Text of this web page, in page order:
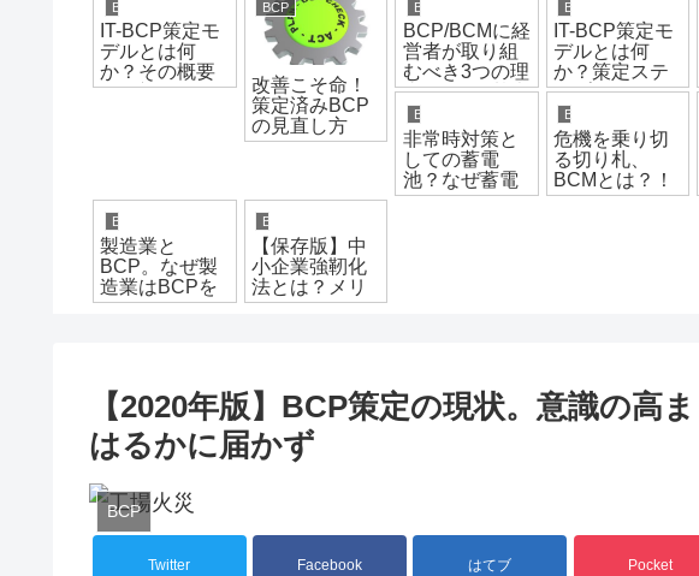
BCP
IT-BCP策定モ
デルとは何
か？その概要
と最初にすべ
BCP
改善こそ命！
策定済みBCP
の見直し方
BCP
BCP/BCMに経
営者が取り組
むべき3つの理
由と4つの基本
行動！信用と
社員を守ろう
BCP
IT-BCP策定モ
デルとは何
か？策定ステ
ップ2～5の解
説
BCP
非常時対策と
しての蓄電
池？なぜ蓄電
池が注目され
BCP
危機を乗り切
る切り札、
BCMとは？！
BCPとの違い
BCP
製造業と
BCP。なぜ製
造業はBCPを
作成する必要
BCP
【保存版】中
小企業強靭化
法とは？メリ
ットと申請ス
【2020年版】BCP策定の現状。意識の高
はるかに届かず
BCP
Twitter Facebook はてブ Pocket